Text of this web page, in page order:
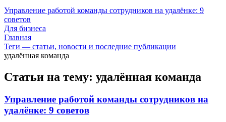
Управление работой команды сотрудников на удалёнке: 9
советов
Для бизнеса
Главная
Теги — статьи, новости и последние публикации
удалённая команда
Статьи на тему: удалённая команда
Управление работой команды сотрудников на
удалёнке: 9 советов